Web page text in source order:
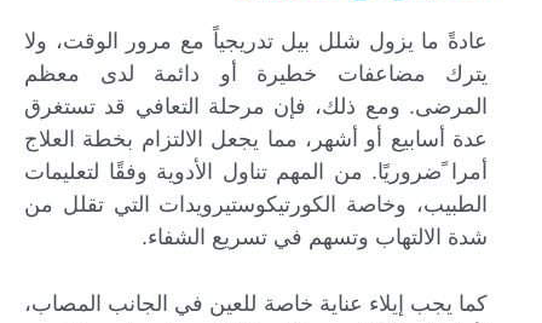
عادةً ما يزول شلل بيل تدريجياً مع مرور الوقت، ولا
يترك مضاعفات خطيرة أو دائمة لدى معظم
المرضى. ومع ذلك، فإن مرحلة التعافي قد تستغرق
عدة أسابيع أو أشهر، مما يجعل الالتزام بخطة العلاج
أمرا ًضروريًا. من المهم تناول الأدوية وفقًا لتعليمات
الطبيب، وخاصة الكورتيكوستيرويدات التي تقلل من
شدة الالتهاب وتسهم في تسريع الشفاء.
كما يجب إيلاء عناية خاصة للعين في الجانب المصاب،